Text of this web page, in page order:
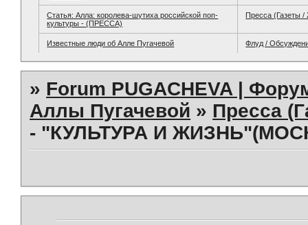
Статья: Алла: королева-шутиха российской поп-
культуры - (ПРЕССА)
Пресса (Газеты
Известные люди об Алле Пугачевой Флуд /
» Forum PUGACHEVA |
Аллы Пугачевой » Пресса
- "КУЛЬТУРА И